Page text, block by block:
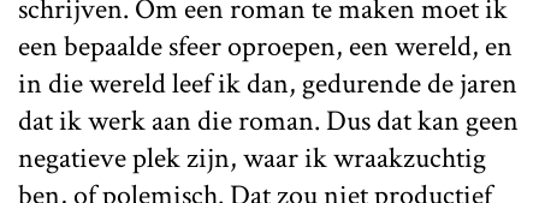
schrijven. Om een roman te maken moet ik
een bepaalde sfeer oproepen, een wereld, en
in die wereld leef ik dan, gedurende de jaren
dat ik werk aan die roman. Dus dat kan geen
negatieve plek zijn, waar ik wraakzuchtig
ben, of polemisch. Dat zou niet productief